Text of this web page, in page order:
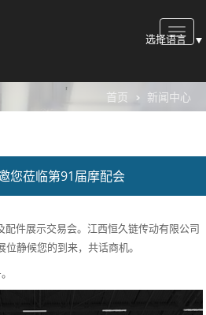
Toggle
选择语言
首页 新闻中心
您莅临第91届摩配会
配件展示交易会。江西恒久链传动有限公司
静候您的到来，共话商机。